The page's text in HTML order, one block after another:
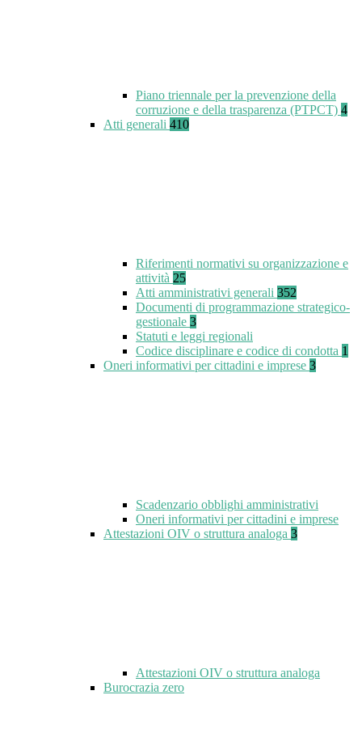
Piano triennale per la prevenzione della
corruzione e della trasparenza (PTPCT) 4
Atti generali 410
Riferimenti normativi su organizzazione e
attività 25
Atti amministrativi generali 352
Documenti di programmazione strategico-
gestionale 3
Statuti e leggi regionali
Codice disciplinare e codice di condotta 1
Oneri informativi per cittadini e imprese 3
Scadenzario obblighi amministrativi
Oneri informativi per cittadini e imprese
Attestazioni OIV o struttura analoga 3
Attestazioni OIV o struttura analoga
Burocrazia zero